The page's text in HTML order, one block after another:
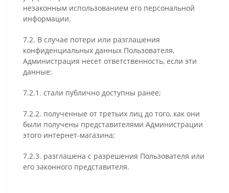
незаконным использованием его персональной
информации.
7.2. В случае потери или разглашения
конфиденциальных данных Пользователя,
Администрация несет ответственность, если эти
данные:
7.2.1. стали публично доступны ранее;
7.2.2. полученные от третьих лиц до того, как они
были получены представителями Администрации
этого интернет-магазина;
7.2.3. разглашена с разрешения Пользователя или
его законного представителя.